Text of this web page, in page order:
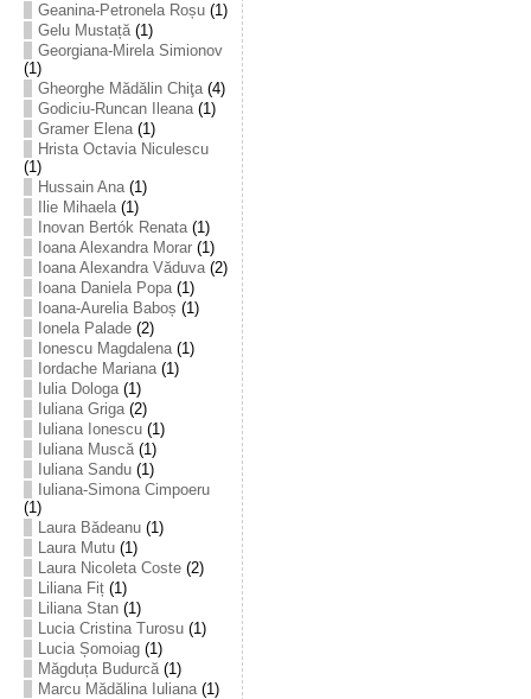
Geanina-Petronela Roșu(1)
Gelu Mustață(1)
Georgiana-Mirela Simionov
(1)
Gheorghe Mădălin Chiţa(4)
Godiciu-Runcan Ileana(1)
Gramer Elena(1)
Hrista Octavia Niculescu
(1)
Hussain Ana(1)
Ilie Mihaela(1)
Inovan Bertók Renata(1)
Ioana Alexandra Morar(1)
Ioana Alexandra Văduva(2)
Ioana Daniela Popa(1)
Ioana-Aurelia Baboș (1)
Ionela Palade(2)
Ionescu Magdalena(1)
Iordache Mariana(1)
Iulia Dologa(1)
Iuliana Griga(2)
Iuliana Ionescu(1)
Iuliana Muscă(1)
Iuliana Sandu(1)
Iuliana-Simona Cimpoeru
(1)
Laura Bădeanu(1)
Laura Mutu(1)
Laura Nicoleta Coste(2)
Liliana Fiț(1)
Liliana Stan(1)
Lucia Cristina Turosu(1)
Lucia Șomoiag(1)
Măgduța Budurcă(1)
Marcu Mădălina Iuliana(1)